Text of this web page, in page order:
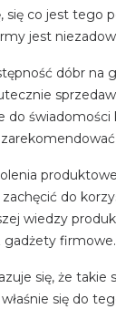
się co jest tego
jest
dóbr na
do
do
wiedzy
gadżety firmowe.
się, że
się do